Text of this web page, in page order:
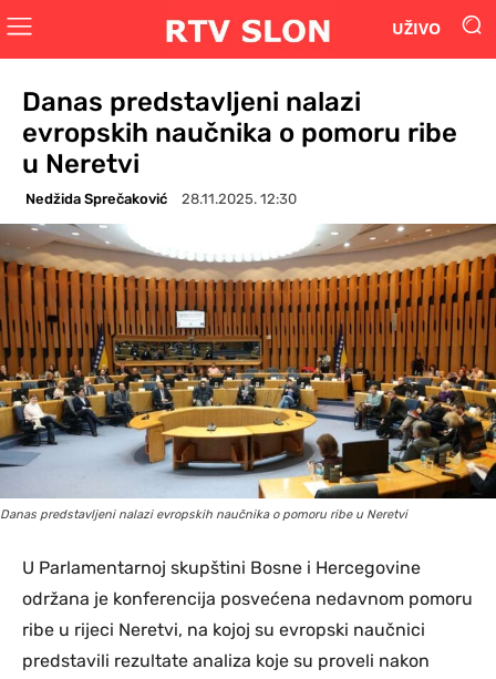
UŽIVO
Danas predstavljeni nalazi
evropskih naučnika o pomoru ribe
u Neretvi
Nedžida Sprečaković 28.11.2025. 12:30
Danas predstavljeni nalazi evropskih naučnika o pomoru ribe u Neretvi
U Parlamentarnoj skupštini Bosne i Hercegovine
održana je konferencija posvećena nedavnom pomoru
ribe u rijeci Neretvi, na kojoj su evropski naučnici
predstavili rezultate analiza koje su proveli nakon